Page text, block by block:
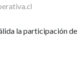
la participación de